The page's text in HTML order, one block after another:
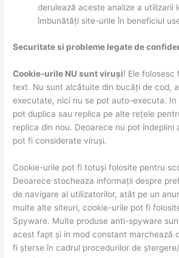
derulează aceste analize a utilizarii
îmbunătăți site-urile în beneficiul
Securitate si probleme legate de
Cookie-urile NU sunt viruși! Ele folosesc
text. Nu sunt alcătuite din bucăți de cod,
executate, nici nu se pot auto-executa. In
pot duplica sau replica pe alte rețele
replica din nou. Deoarece nu pot îndeplini
pot fi considerate viruși.
Cookie-urile pot fi totuși folosite pentru
Deoarece stocheaza informații despre
de navigare al utilizatorilor, atât pe un
multe alte siteuri, cookie-urile pot fi
Spyware. Multe produse anti-spyware
acest fapt și in mod constant marchează
fi șterse în cadrul procedurilor de